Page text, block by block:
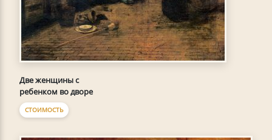
Две женщины с
ребенком во дворе
СТОИМОСТЬ